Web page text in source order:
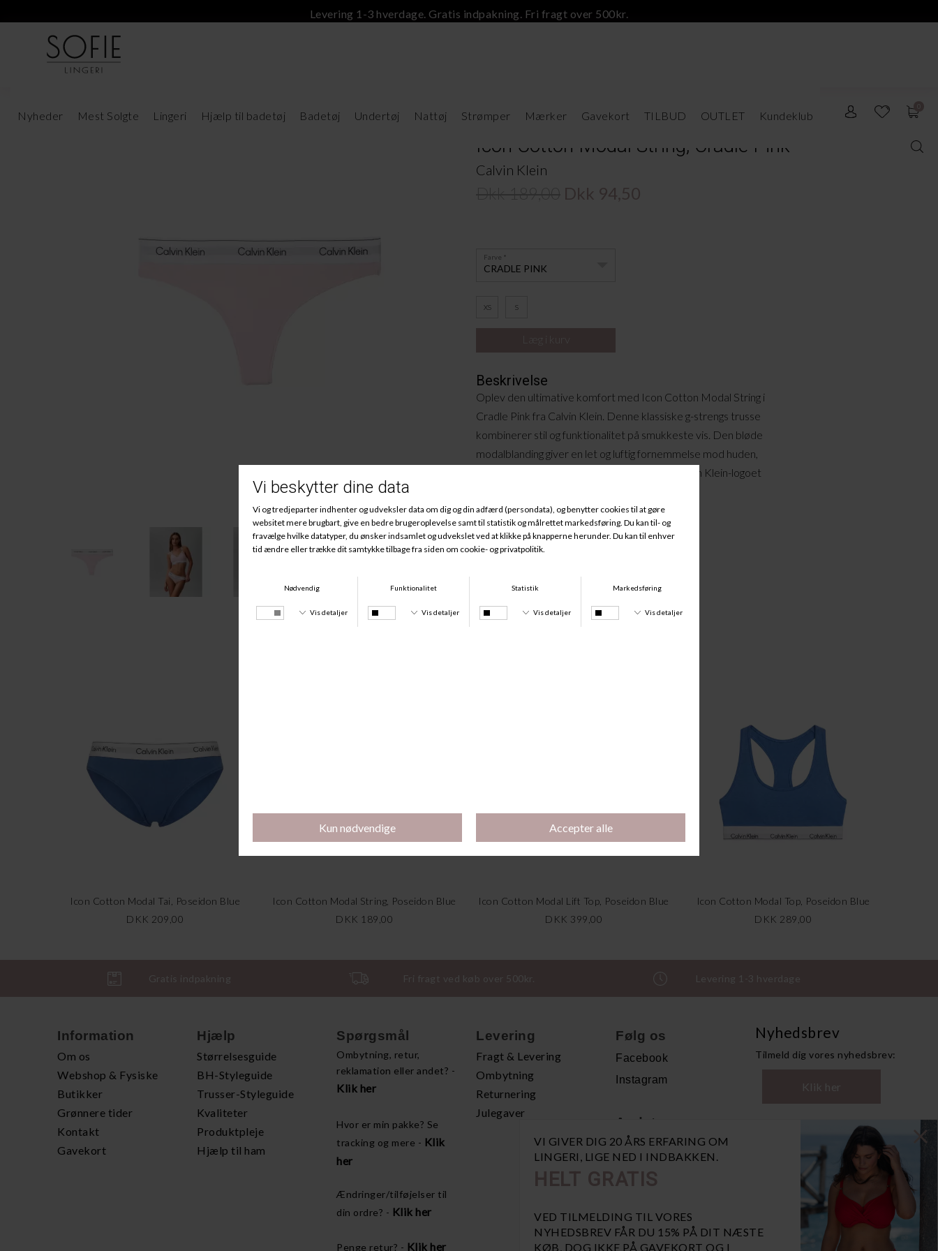
VI GIVER DIG 20 ÅRS ERFARING OM
LINGERI, LIGE NED I INDBAKKEN.
HELT GRATIS
VED TILMELDING TIL VORES
NYHEDSBREV FÅR DU 15% PÅ DIT NÆSTE
KØB, DOG IKKE PÅ GAVEKORT OG I
Levering 1-3 hverdage. Gratis indpakning. Fri fragt over 500kr.
Nyheder Mest Solgte Lingeri Hjælp til badetøj Badetøj Undertøj Nattøj Strømper Mærker Gavekort TILBUD OUTLET Kundeklub
Icon Cotton Modal String, Cradle Pink
Calvin Klein
Dkk 94,50
CRADLE PINK
Farve
XS S
Beskrivelse
Oplev den ultimative komfort med Icon Cotton Modal String i
Cradle Pink fra Calvin Klein. Denne klassiske g-strengs trusse
kombinerer stil og funktionalitet på smukkeste vis. Den bløde
modalblanding giver en let og luftig fornemmelse mod huden,
mens den ikoniske brede elastikkant med Calvin Klein-logoet
Materiale:
53% Bomuld, 35% Modal, 12% Elastan
Icon Cotton Modal Tai, Poseidon Blue
DKK 209,00
Icon Cotton Modal String, Poseidon Blue
DKK 189,00
Icon Cotton Modal Lift Top, Poseidon Blue
DKK 399,00
Icon Cotton Modal Top, Poseidon Blue
DKK 289,00
Gratis indpakning Fri fragt ved køb over 500kr. Levering 1-3 hverdage
Information
Om os
Webshop & Fysiske
Butikker
Grønnere tider
Kontakt
Gavekort
Hjælp
Størrelsesguide
BH-Styleguide
Trusser-Styleguide
Kvaliteter
Produktpleje
Hjælp til ham
Spørgsmål
Ombytning, retur,
reklamation eller andet? -
Klik her
Hvor er min pakke? Se
tracking og mere - Klik
her
Ændringer/tilføjelser til
din ordre? - Klik her
Penge retur? - Klik her
Levering
Fragt & Levering
Ombytning
Returnering
Julegaver
Følg os
Facebook
Instagram
Andet
Handelsbetingelser
Åbn GDPR-popup
Nyhedsbrev
Tilmeld dig vores nyhedsbrev:
Klik her